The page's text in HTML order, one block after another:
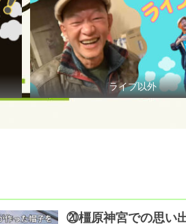
ライブ以外
⑳橿原神宮での思い